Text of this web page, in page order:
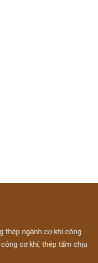
thép ngành cơ khí công
cơ khí, thép tấm chịu